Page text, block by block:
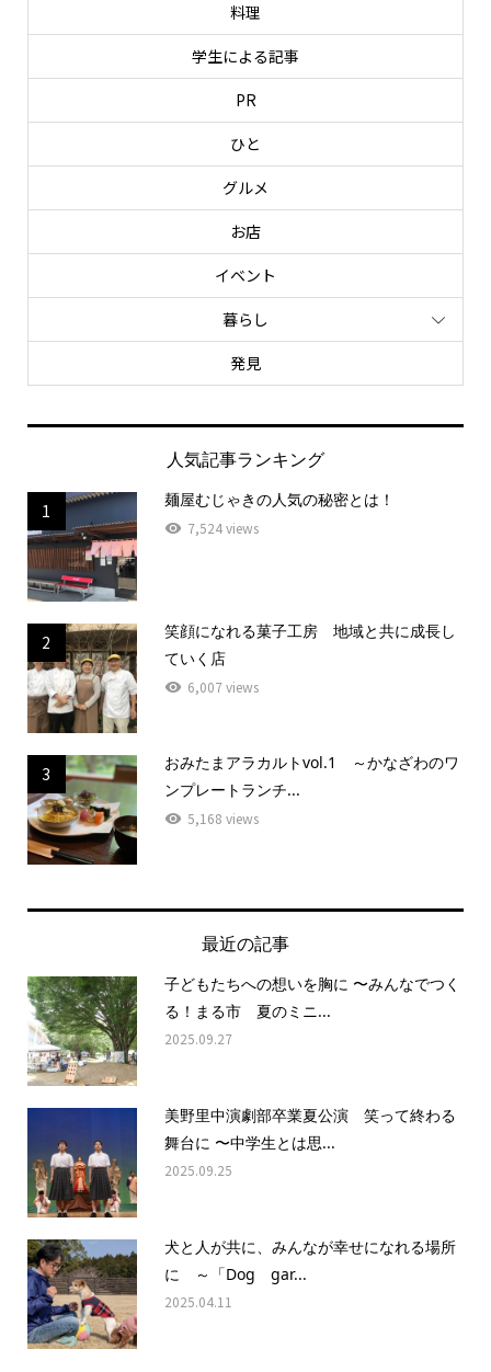
料理
学生による記事
PR
ひと
グルメ
お店
イベント
暮らし
発見
人気記事ランキング
1
麺屋むじゃきの人気の秘密とは！
7,524 views
2
笑顔になれる菓子工房 地域と共に成長し
ていく店
6,007 views
3
おみたまアラカルトvol.1 ～かなざわのワ
ンプレートランチ...
5,168 views
最近の記事
子どもたちへの想いを胸に 〜みんなでつく
る！まる市 夏のミニ...
2025.09.27
美野里中演劇部卒業夏公演 笑って終わる
舞台に 〜中学生とは思...
2025.09.25
犬と人が共に、みんなが幸せになれる場所
に ～「Dog gar...
2025.04.11